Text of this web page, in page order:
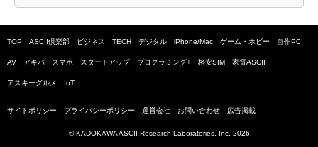
TOP ASCII倶楽部 ビジネス TECH デジタル iPhone/Mac ゲーム・ホビー 自作PC
AV アキバ スマホ スタートアップ プログラミング+ 格安SIM 家電ASCII
アスキーグルメ IoT
サイトポリシー プライバシーポリシー 運営会社 お問い合わせ 広告掲載
© KADOKAWA ASCII Research Laboratories, Inc. 2026